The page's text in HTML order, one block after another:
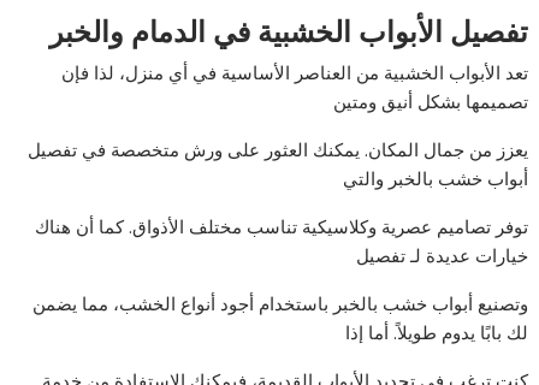
تفصيل الأبواب الخشبية في الدمام والخبر
تعد الأبواب الخشبية من العناصر الأساسية في أي منزل، لذا فإن
تصميمها بشكل أنيق ومتين
يعزز من جمال المكان. يمكنك العثور على ورش متخصصة في تفصيل
أبواب خشب بالخبر والتي
توفر تصاميم عصرية وكلاسيكية تناسب مختلف الأذواق. كما أن هناك
خيارات عديدة لـ تفصيل
وتصنيع أبواب خشب بالخبر باستخدام أجود أنواع الخشب، مما يضمن
لك بابًا يدوم طويلاً. أما إذا
كنت ترغب في تجديد الأبواب القديمة، فيمكنك الاستفادة من خدمة